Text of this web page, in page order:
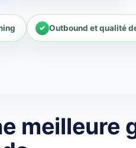
Outbound et qualité
meilleure